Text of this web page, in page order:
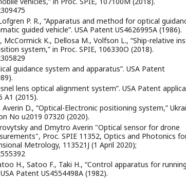
P. R., “Apparatus and method for optical
guided vehicle”. USA Patent US4626995A (1986).
McCormick K., Dellosa M., Volfson L., “Ship-relative
system,” in Proc. SPIE, 106330O (2018).
guidance system and apparatus”. USA Patent
lens optical alignment system”. USA Patent
A1 (2015).
Averin D., “Optical-Electronic positioning system,”
No u2019 07320 (2020).
and Dmytro Averin "Optical sensor for drone
Proc. SPIE 11352, Optics and Photonics
Metrology, 113521J (1 April 2020);
H., Satoo F., Taki H., “Control apparatus for running
Patent US4554498A (1982).